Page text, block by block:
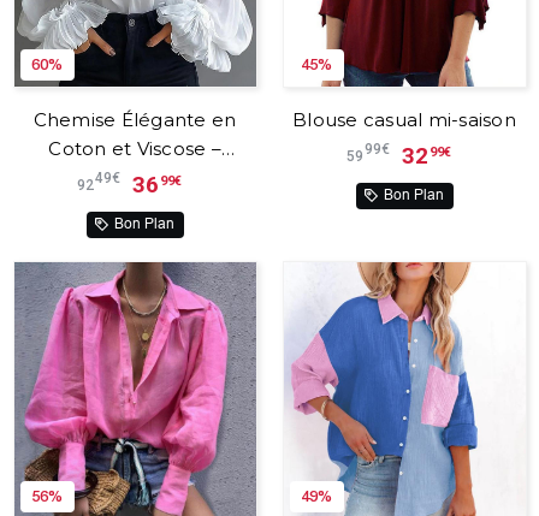
60%
Chemise Élégante en
Coton et Viscose –
Elaria™
9249€ 36 99€
Bon Plan
45%
Blouse casual mi-saison
5999€ 32 99€
Bon Plan
56% 49%